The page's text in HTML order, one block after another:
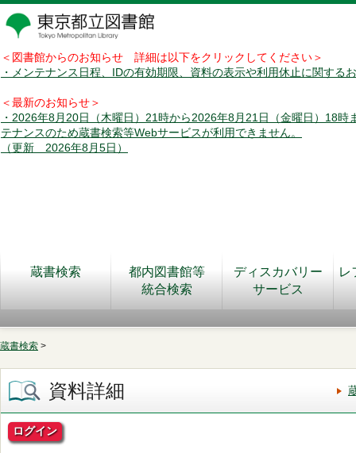
＜図書館からのお知らせ 詳細は以下をクリックしてください＞
・メンテナンス日程、IDの有効期限、資料の表示や利用休止に関する
＜最新のお知らせ＞
・2026年8月20日（木曜日）21時から2026年8月21日（金曜日）18時
テナンスのため蔵書検索等Webサービスが利用できません。
（更新 2026年8月5日）
蔵書検索
都内図書館等
統合検索
ディスカバリー
サービス
レ
蔵書検索 >
資料詳細
ログイン